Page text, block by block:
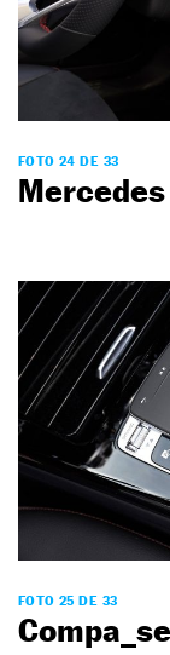
FOTO 24 DE 33
FOTO 25 DE 33